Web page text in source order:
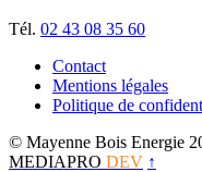
Tél. 02 43 08 35 60
Contact
Mentions légales
Politique de
© Mayenne Bois Energie
MEDIAPRO DEV ↑